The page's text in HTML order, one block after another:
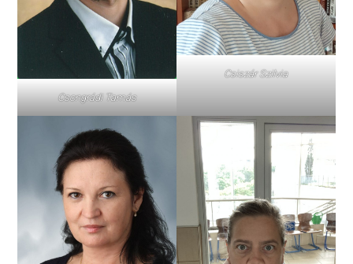
Csongrádi Tamás
Csiszár Szilvia